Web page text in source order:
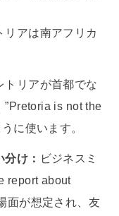
リアは南アフリカ
トリアが首都でな
”Pretoria is not the
に使います。
け： ビジネスミ
report about
面が想定され、友